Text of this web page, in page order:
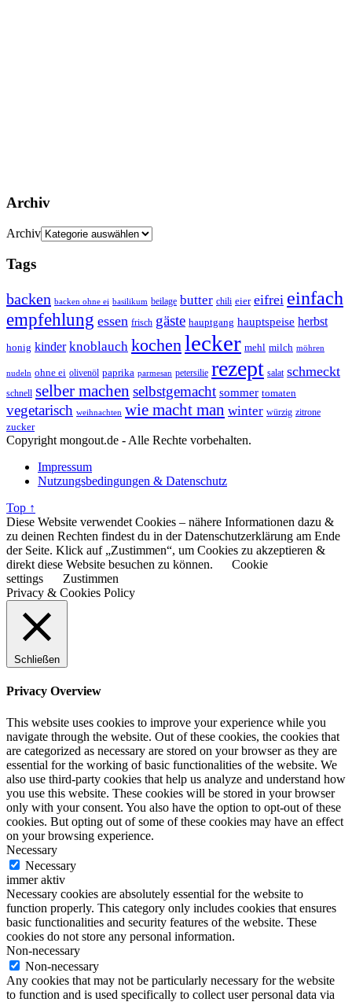
Archiv
Archiv
Tags
backen backen ohne ei basilikum beilage butter chili eier eifrei einfach
empfehlung essen frisch gäste hauptgang hauptspeise herbst
honig kinder knoblauch kochenlecker mehl milch möhren
nudeln ohne ei olivenöl paprika parmesan petersilie rezept salat schmeckt
schnell selber machen selbstgemacht sommer tomaten
vegetarisch weihnachten wie macht man winter würzig zitrone
zucker
Copyright mongout.de - Alle Rechte vorbehalten.
Impressum
Nutzungsbedingungen & Datenschutz
Top ↑
Diese Website verwendet Cookies – nähere Informationen dazu &
zu deinen Rechten findest du in der Datenschutzerklärung am Ende
der Seite. Klick auf „Zustimmen“, um Cookies zu akzeptieren &
direkt diese Website besuchen zu können.
Cookie
settings
Zustimmen
Privacy & Cookies Policy
Schließen
Privacy Overview
This website uses cookies to improve your experience while you
navigate through the website. Out of these cookies, the cookies that
are categorized as necessary are stored on your browser as they are
essential for the working of basic functionalities of the website. We
also use third-party cookies that help us analyze and understand how
you use this website. These cookies will be stored in your browser
only with your consent. You also have the option to opt-out of these
cookies. But opting out of some of these cookies may have an effect
on your browsing experience.
Necessary
Necessary
immer aktiv
Necessary cookies are absolutely essential for the website to
function properly. This category only includes cookies that ensures
basic functionalities and security features of the website. These
cookies do not store any personal information.
Non-necessary
Non-necessary
Any cookies that may not be particularly necessary for the website
to function and is used specifically to collect user personal data via